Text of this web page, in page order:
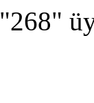
"268"